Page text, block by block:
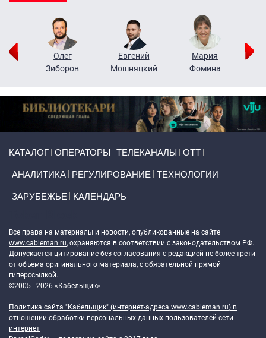
Олег
Зиборов
Евгений
Мошняцкий
Мария
Фомина
КАТАЛОГ ОПЕРАТОРЫ ТЕЛЕКАНАЛЫ ОТТ
АНАЛИТИКА РЕГУЛИРОВАНИЕ ТЕХНОЛОГИИ
ЗАРУБЕЖЬЕ КАЛЕНДАРЬ
Все права на материалы и новости, опубликованные на сайте
www.cableman.ru, охраняются в соответствии с законодательством РФ.
Допускается цитирование без согласования с редакцией не более трети
от объема оригинального материала, с обязательной прямой
гиперссылкой.
©2005 - 2026 «Кабельщик»
Политика сайта "Кабельщик" (интернет-адреса www.cableman.ru) в
отношении обработки персональных данных пользователей сети
интернет